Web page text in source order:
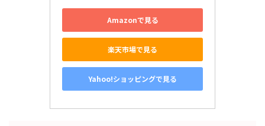
Amazonで見る
楽天市場で見る
Yahoo!ショッピングで見る